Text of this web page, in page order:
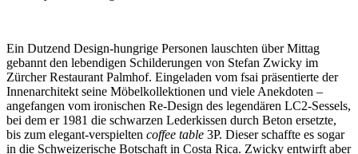
Ein Dutzend Design-hungrige Personen lauschten über Mittag
gebannt den lebendigen Schilderungen von Stefan Zwicky im
Zürcher Restaurant Palmhof. Eingeladen vom fsai präsentierte der
Innenarchitekt seine Möbelkollektionen und viele Anekdoten –
angefangen vom ironischen Re-Design des legendären LC2-Sessels,
bei dem er 1981 die schwarzen Lederkissen durch Beton ersetzte,
bis zum elegant-verspielten coffee table 3P. Dieser schaffte es sogar
in die Schweizerische Botschaft in Costa Rica. Zwicky entwirft aber